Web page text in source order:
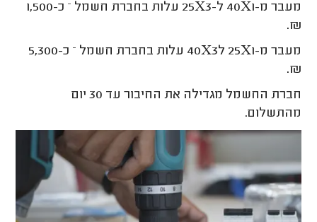
מעבר מ-40X1 ל-25X3 עלות בחברת חשמל – כ-1,500
₪.
מעבר מ-25X1 ל40X3 עלות בחברת חשמל – כ-5,300
₪.
חברת החשמל מגדילה את החיבור עד 30 יום
מהתשלום.